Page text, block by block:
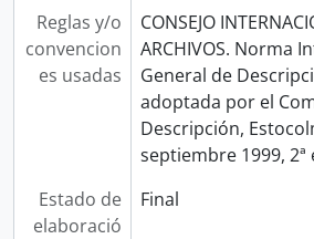
Reglas y/o
convencion
es usadas
CONSEJO
ARCHIVOS. Norma
General de
adoptada por el
Descripción,
septiembre 1999, 2ª
Estado de
elaboració
Final